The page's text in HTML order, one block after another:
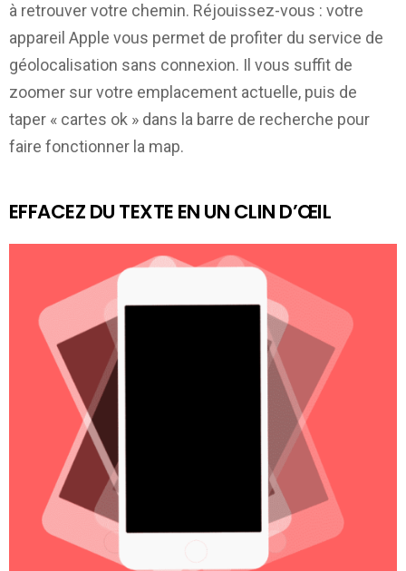
à retrouver votre chemin. Réjouissez-vous : votre
appareil Apple vous permet de profiter du service de
géolocalisation sans connexion. Il vous suffit de
zoomer sur votre emplacement actuelle, puis de
taper « cartes ok » dans la barre de recherche pour
faire fonctionner la map.
EFFACEZ DU TEXTE EN UN CLIN D’ŒIL